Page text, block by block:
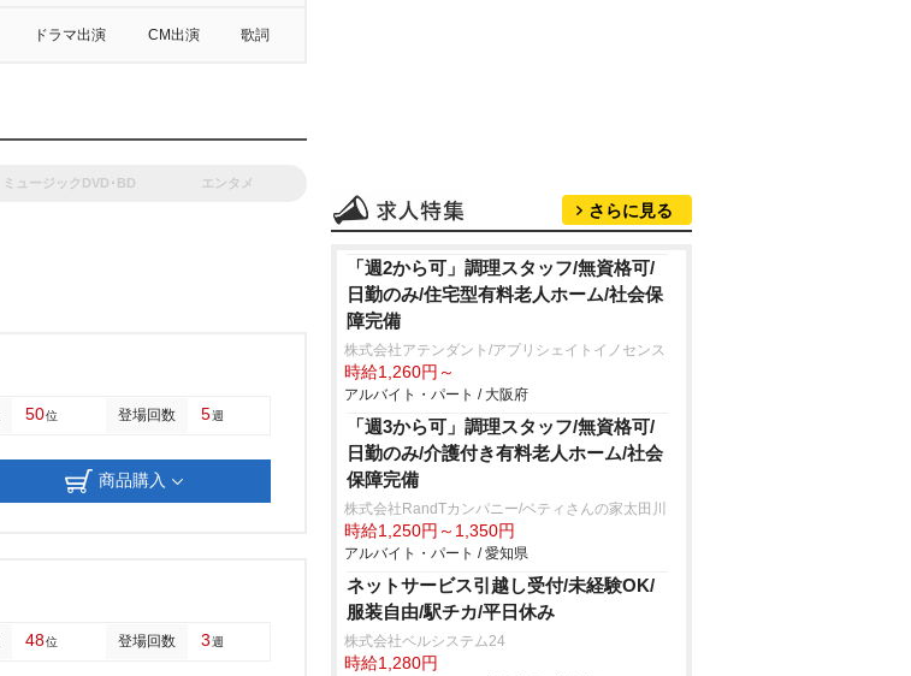
ドラマ出演 CM出演 歌詞
ミュージックDVD･BD エンタメ
50位 登場回数 5週
商品購入
48位 登場回数 3週
さらに見る
「週2から可」調理スタッフ/無資格可/
日勤のみ/住宅型有料老人ホーム/社会保
障完備
株式会社アテンダント/アプリシェイトイノセンス
時給1,260円～
アルバイト・パート / 大阪府
「週3から可」調理スタッフ/無資格可/
日勤のみ/介護付き有料老人ホーム/社会
保障完備
株式会社RandTカンパニー/ベティさんの家太田川
時給1,250円～1,350円
アルバイト・パート / 愛知県
ネットサービス引越し受付/未経験OK/
服装自由/駅チカ/平日休み
株式会社ベルシステム24
時給1,280円